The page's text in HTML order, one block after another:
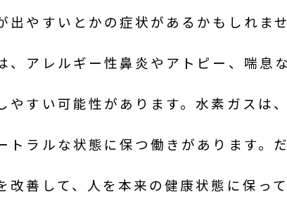
出やすいとかの症状があるかもしれま
、アレルギー性鼻炎やアトピー、喘息
やすい可能性があります。水素ガスは
トラルな状態に保つ働きがあります。
改善して、人を本来の健康状態に保っ